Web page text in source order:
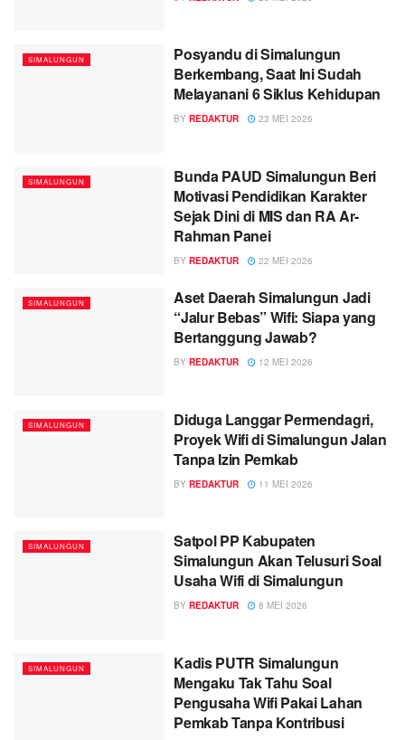
SIMALUNGUN
Posyandu di Simalungun
Berkembang, Saat Ini Sudah
Melayanani 6 Siklus Kehidupan
BY REDAKTUR 23 MEI 2026
SIMALUNGUN
Bunda PAUD Simalungun Beri
Motivasi Pendidikan Karakter
Sejak Dini di MIS dan RA Ar-
Rahman Panei
BY REDAKTUR 22 MEI 2026
SIMALUNGUN
Aset Daerah Simalungun Jadi
“Jalur Bebas” Wifi: Siapa yang
Bertanggung Jawab?
BY REDAKTUR 12 MEI 2026
SIMALUNGUN
Diduga Langgar Permendagri,
Proyek Wifi di Simalungun Jalan
Tanpa Izin Pemkab
BY REDAKTUR 11 MEI 2026
SIMALUNGUN
Satpol PP Kabupaten
Simalungun Akan Telusuri Soal
Usaha Wifi di Simalungun
BY REDAKTUR 8 MEI 2026
SIMALUNGUN
Kadis PUTR Simalungun
Mengaku Tak Tahu Soal
Pengusaha Wifi Pakai Lahan
Pemkab Tanpa Kontribusi